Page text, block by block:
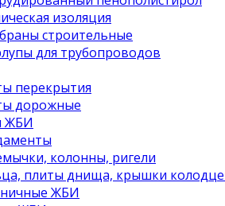
изоляция
строительные
для трубопроводов
перекрытия
дорожные
ЖБИ
колонны, ригели
плиты днища, крышки
ЖБИ